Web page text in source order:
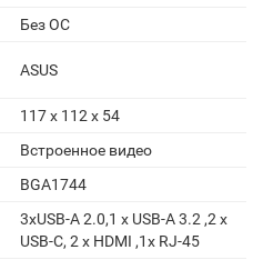
Без ОС
ASUS
117 х 112 х 54
Встроенное видео
BGA1744
3хUSB-A 2.0,1 x USB-A 3.2 ,2 x
USB-С, 2 x HDMI ,1х RJ-45